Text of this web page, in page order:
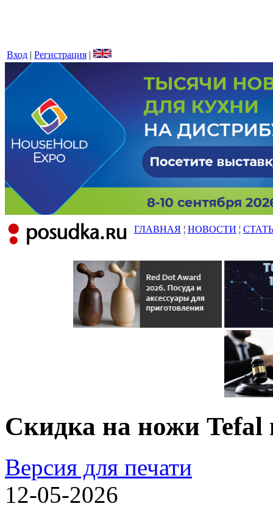
Вход | Регистрация |
ГЛАВНАЯ ¦ НОВОСТИ ¦
Скидка на ножи
Версия для печати
12-05-2026